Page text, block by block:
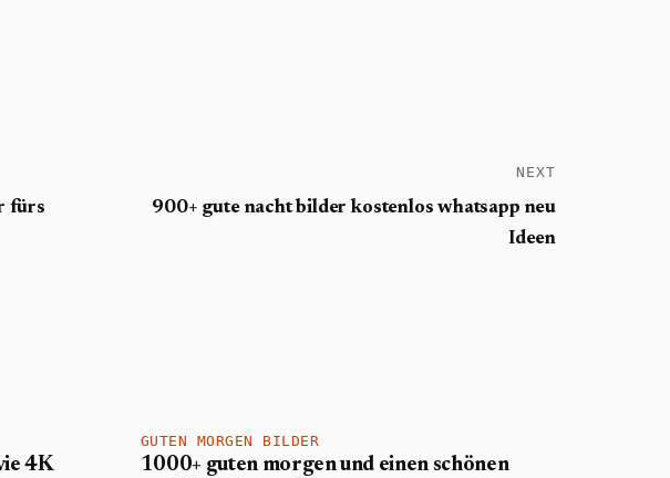
fürs
NEXT
900+ gute nacht bilder kostenlos whatsapp neu
Ideen
4K
GUTEN MORGEN BILDER
1000+ guten morgen und einen schönen